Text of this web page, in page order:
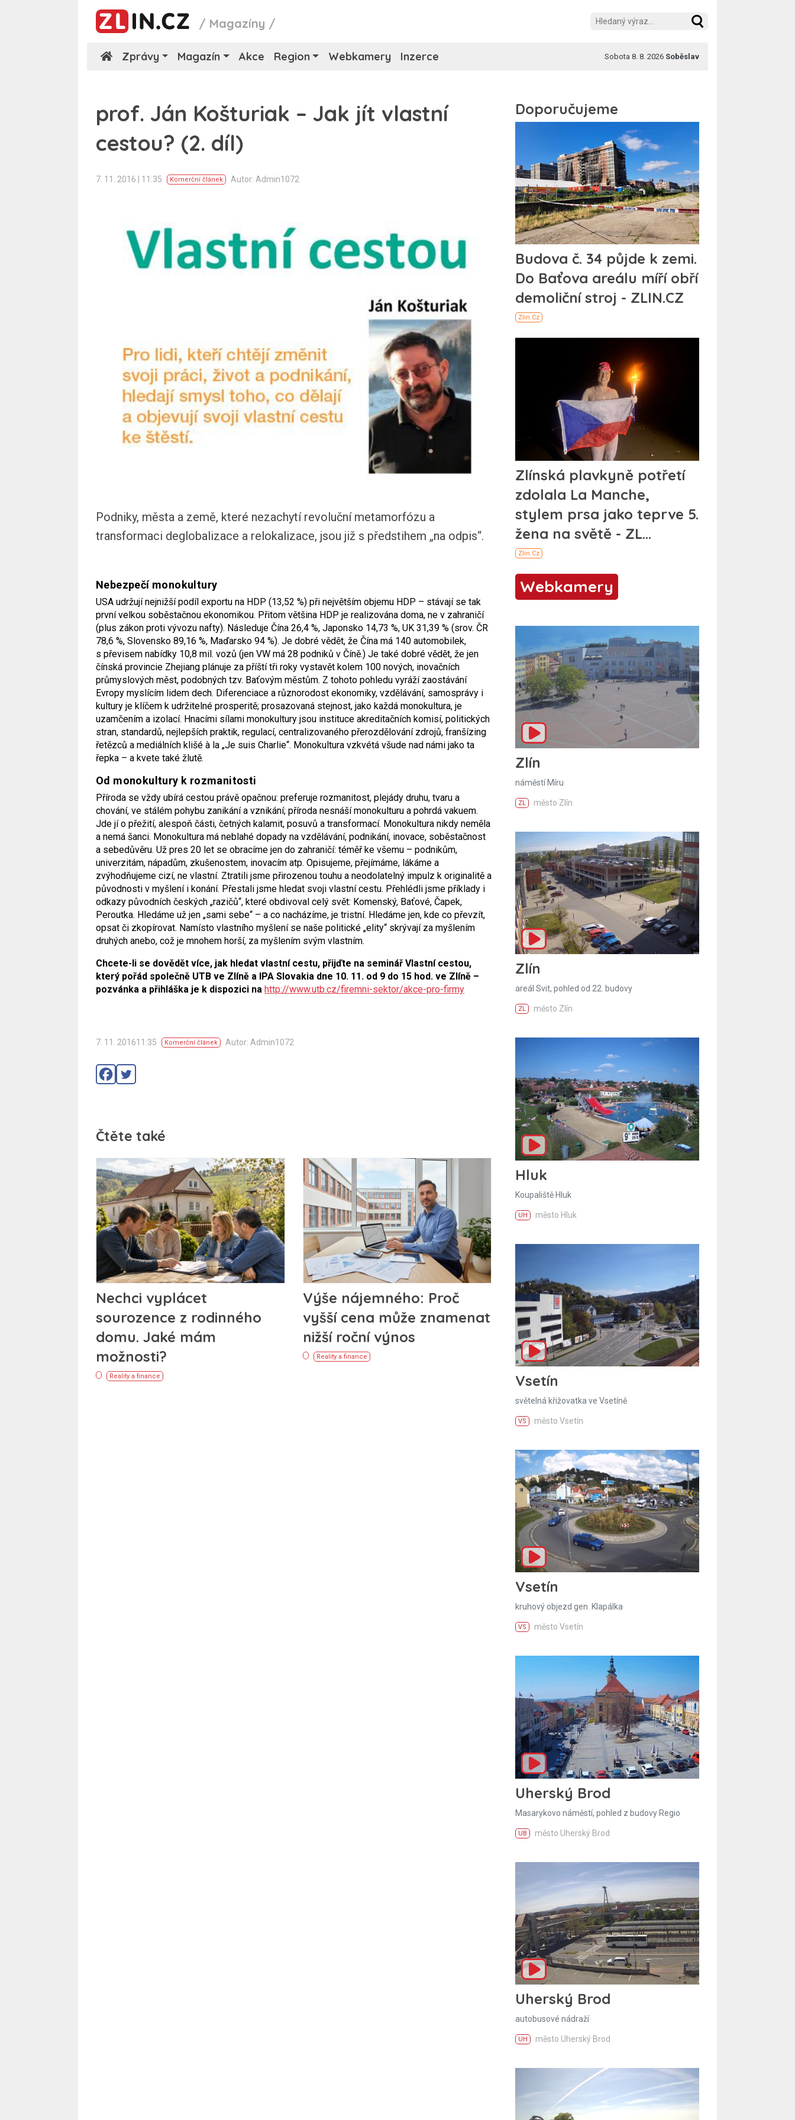
/ Magazíny /
Zprávy Magazín Akce Region Webkamery Inzerce Sobota 8. 8. 2026 Soběslav
prof. Ján Košturiak – Jak jít vlastní
cestou? (2. díl)
7. 11. 2016 | 11:35 Komerční článek Autor: Admin1072
Podniky, města a země, které nezachytí revoluční metamorfózu a
transformaci deglobalizace a relokalizace, jsou již s předstihem „na odpis“.
Nebezpečí monokultury
USA udržují nejnižší podíl exportu na HDP (13,52 %) při největším objemu HDP – stávají se tak
první velkou soběstačnou ekonomikou. Přitom většina HDP je realizována doma, ne v zahraničí
(plus zákon proti vývozu nafty). Následuje Čína 26,4 %, Japonsko 14,73 %, UK 31,39 % (srov. ČR
78,6 %, Slovensko 89,16 %, Maďarsko 94 %). Je dobré vědět, že Čína má 140 automobilek,
s převisem nabídky 10,8 mil. vozů (jen VW má 28 podniků v Číně.) Je také dobré vědět, že jen
čínská provincie Zhejiang plánuje za příští tři roky vystavět kolem 100 nových, inovačních
průmyslových měst, podobných tzv. Baťovým městům. Z tohoto pohledu vyráží zaostávání
Evropy myslícím lidem dech. Diferenciace a různorodost ekonomiky, vzdělávání, samosprávy i
kultury je klíčem k udržitelné prosperitě; prosazovaná stejnost, jako každá monokultura, je
uzamčením a izolací. Hnacími sílami monokultury jsou instituce akreditačních komisí, politických
stran, standardů, nejlepších praktik, regulací, centralizovaného přerozdělování zdrojů, franšízing
řetězců a mediálních klišé à la „Je suis Charlie“. Monokultura vzkvétá všude nad námi jako ta
řepka – a kvete také žlutě.
Od monokultury k rozmanitosti
Příroda se vždy ubírá cestou právě opačnou: preferuje rozmanitost, plejády druhu, tvaru a
chování, ve stálém pohybu zanikání a vznikání; příroda nesnáší monokulturu a pohrdá vakuem.
Jde jí o přežití, alespoň části, četných kalamit, posuvů a transformací. Monokultura nikdy neměla
a nemá šanci. Monokultura má neblahé dopady na vzdělávání, podnikání, inovace, soběstačnost
a sebedůvěru. Už pres 20 let se obracíme jen do zahraničí: téměř ke všemu – podnikům,
univerzitám, nápadům, zkušenostem, inovacím atp. Opisujeme, přejímáme, lákáme a
zvýhodňujeme cizí, ne vlastní. Ztratili jsme přirozenou touhu a neodolatelný impulz k originalitě a
původnosti v myšlení i konání. Přestali jsme hledat svoji vlastní cestu. Přehlédli jsme příklady i
odkazy původních českých „razičů“, které obdivoval celý svět: Komenský, Baťové, Čapek,
Peroutka. Hledáme už jen „sami sebe“ – a co nacházíme, je tristní. Hledáme jen, kde co převzít,
opsat či zkopírovat. Namísto vlastního myšlení se naše politické „elity“ skrývají za myšlením
druhých anebo, což je mnohem horší, za myšlením svým vlastním.
Chcete-li se dovědět více, jak hledat vlastní cestu, přijďte na seminář Vlastní cestou,
který pořád společně UTB ve Zlíně a IPA Slovakia dne 10. 11. od 9 do 15 hod. ve Zlíně –
pozvánka a přihláška je k dispozici na http://www.utb.cz/firemni-sektor/akce-pro-firmy
7. 11. 201611:35 Komerční článek Autor: Admin1072
Čtěte také
Nechci vyplácet
sourozence z rodinného
domu. Jaké mám
možnosti?
Reality a finance
Výše nájemného: Proč
vyšší cena může znamenat
nižší roční výnos
Reality a finance
Webkamery
Zlín
náměstí Míru
ZL město Zlín
Zlín
areál Svit, pohled od 22. budovy
ZL město Zlín
Hluk
Koupaliště Hluk
UH město Hluk
Vsetín
světelná křižovatka ve Vsetíně
VS město Vsetín
Vsetín
kruhový objezd gen. Klapálka
VS město Vsetín
Uherský Brod
Masarykovo náměstí, pohled z budovy Regio
UB město Uherský Brod
Uherský Brod
autobusové nádraží
UH město Uherský Brod